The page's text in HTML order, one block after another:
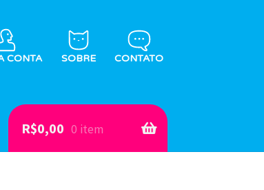
CONTA SOBRE CONTATO
R$0,00 0 item